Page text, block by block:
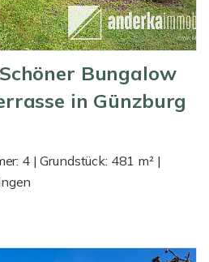
Bungalow
in Günzburg
4 | Grundstück: 481 m² |